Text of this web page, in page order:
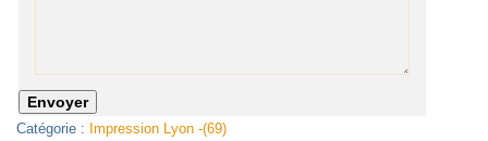
Catégorie : Impression Lyon -(69)